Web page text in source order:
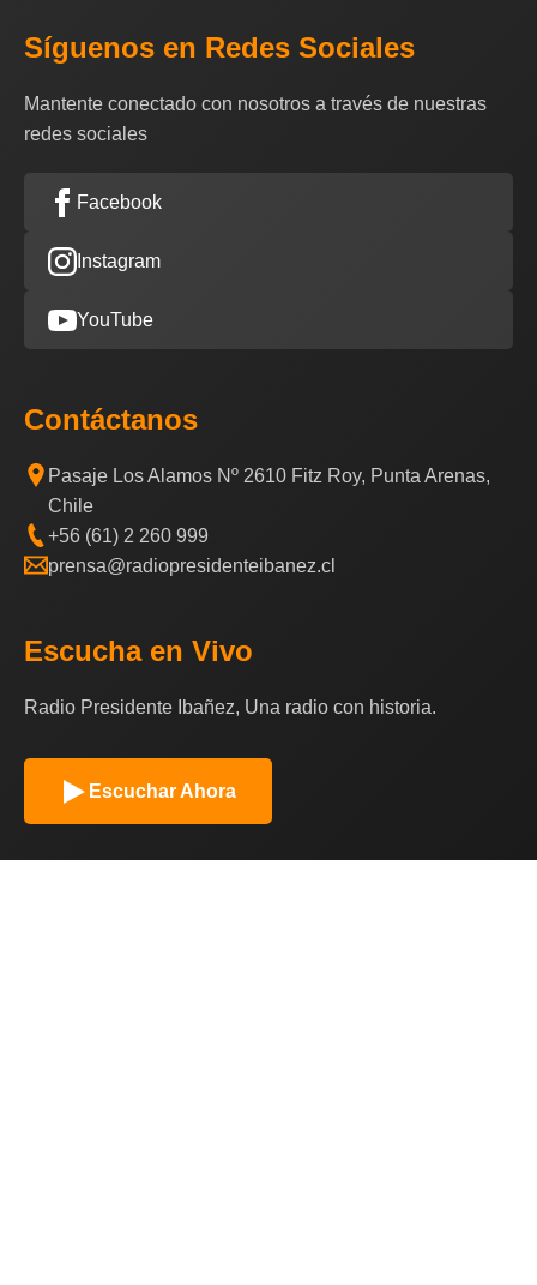
Síguenos en Redes Sociales
Mantente conectado con nosotros a través de nuestras
redes sociales
Facebook
Instagram
YouTube
Contáctanos
Pasaje Los Alamos Nº 2610 Fitz Roy, Punta Arenas,
Chile
+56 (61) 2 260 999
prensa@radiopresidenteibanez.cl
Escucha en Vivo
Radio Presidente Ibañez, Una radio con historia.
Escuchar Ahora